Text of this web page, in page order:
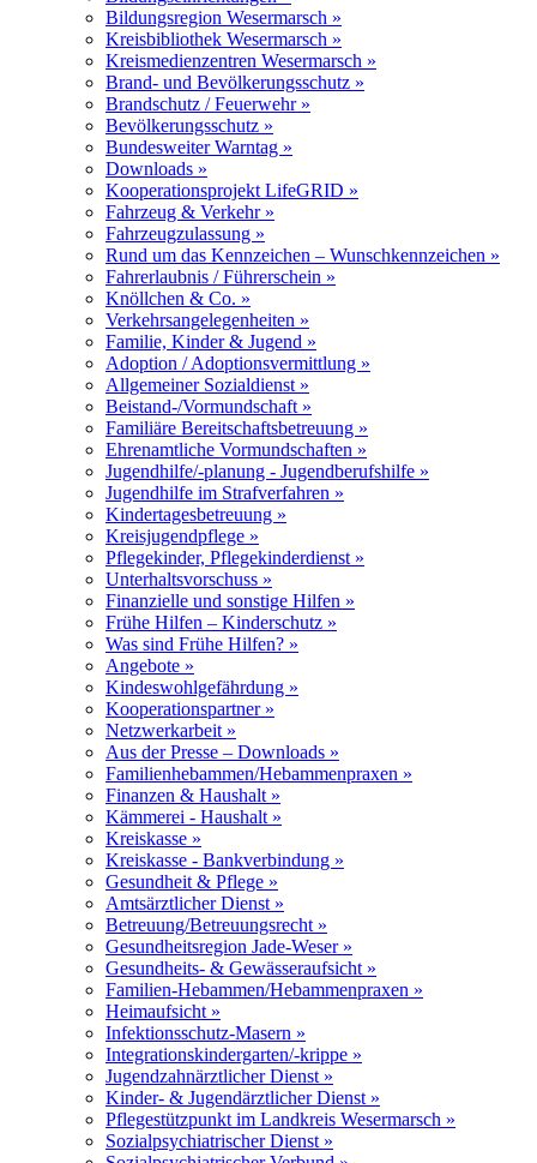
Bildungsregion Wesermarsch »
Kreisbibliothek Wesermarsch »
Kreismedienzentren Wesermarsch »
Brand- und Bevölkerungsschutz »
Brandschutz / Feuerwehr »
Bevölkerungsschutz »
Bundesweiter Warntag »
Downloads »
Kooperationsprojekt LifeGRID »
Fahrzeug & Verkehr »
Fahrzeugzulassung »
Rund um das Kennzeichen – Wunschkennzeichen »
Fahrerlaubnis / Führerschein »
Knöllchen & Co. »
Verkehrsangelegenheiten »
Familie, Kinder & Jugend »
Adoption / Adoptionsvermittlung »
Allgemeiner Sozialdienst »
Beistand-/Vormundschaft »
Familiäre Bereitschaftsbetreuung »
Ehrenamtliche Vormundschaften »
Jugendhilfe/-planung - Jugendberufshilfe »
Jugendhilfe im Strafverfahren »
Kindertagesbetreuung »
Kreisjugendpflege »
Pflegekinder, Pflegekinderdienst »
Unterhaltsvorschuss »
Finanzielle und sonstige Hilfen »
Frühe Hilfen – Kinderschutz »
Was sind Frühe Hilfen? »
Angebote »
Kindeswohlgefährdung »
Kooperationspartner »
Netzwerkarbeit »
Aus der Presse – Downloads »
Familienhebammen/Hebammenpraxen »
Finanzen & Haushalt »
Kämmerei - Haushalt »
Kreiskasse »
Kreiskasse - Bankverbindung »
Gesundheit & Pflege »
Amtsärztlicher Dienst »
Betreuung/Betreuungsrecht »
Gesundheitsregion Jade-Weser »
Gesundheits- & Gewässeraufsicht »
Familien-Hebammen/Hebammenpraxen »
Heimaufsicht »
Infektionsschutz-Masern »
Integrationskindergarten/-krippe »
Jugendzahnärztlicher Dienst »
Kinder- & Jugendärztlicher Dienst »
Pflegestützpunkt im Landkreis Wesermarsch »
Sozialpsychiatrischer Dienst »